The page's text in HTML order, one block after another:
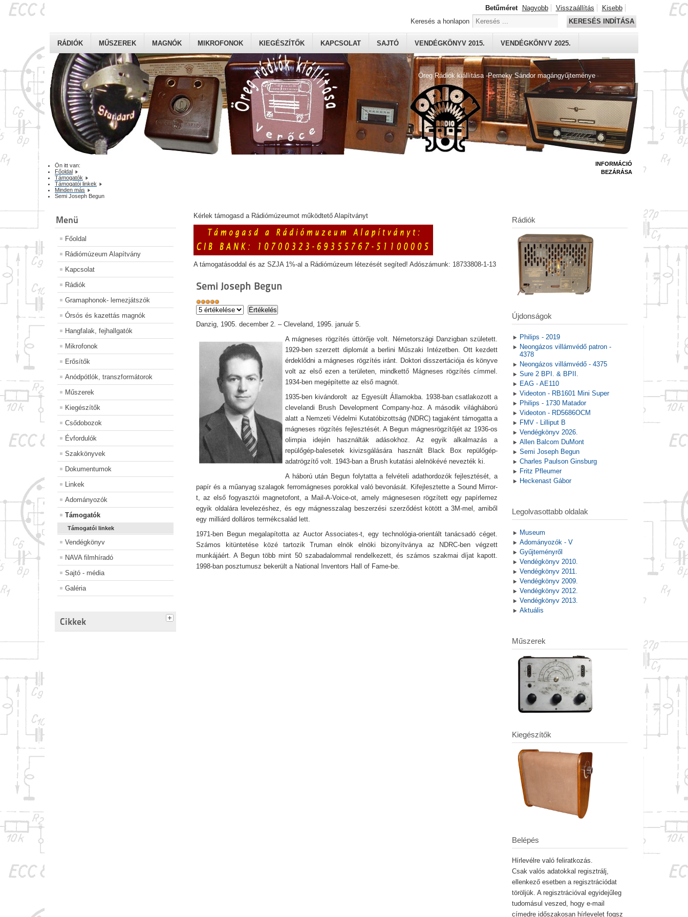
Öreg Rádiók kiállítása -Perneky Sándor magángyűjteménye
RÁDIÓK MŰSZEREK MAGNÓK MIKROFONOK KIEGÉSZÍTŐK KAPCSOLAT SAJTÓ VENDÉGKÖNYV 2015. VENDÉGKÖNYV 2025.
Betűméret Nagyobb Visszaállítás
Kisebb
Keresés a honlapon
KERESÉS INDÍTÁSA
Ön itt van:
Főoldal
Támogatók
Támogatói linkek
Minden más
Semi Joseph Begun
Menü
Főoldal
Rádiómúzeum Alapítvány
Kapcsolat
Rádiók
Gramaphonok- lemezjátszók
Órsós és kazettás magnók
Hangfalak, fejhallgatók
Mikrofonok
Erősítők
Anódpótlók, transzformátorok
Műszerek
Kiegészítők
Csődobozok
Évfordulók
Szakkönyvek
Dokumentumok
Linkek
Adományozók
Támogatók
Támogatói linkek
Vendégkönyv
NAVA filmhíradó
Sajtó - média
Galéria
Cikkek
Kérlek támogasd a Rádiómúzeumot működtető Alapítványt
A támogatásoddal és az SZJA 1%-al a Rádiómúzeum létezését segíted! Adószámunk: 18733808-1-13
Semi Joseph Begun
Danzig, 1905. december 2. – Cleveland, 1995. január 5.
A mágneses rögzítés úttörője volt. Németországi Danzigban született.
1929-ben szerzett diplomát a berlini Műszaki Intézetben. Ott kezdett
érdeklődni a mágneses rögzítés iránt. Doktori disszertációja és könyve
volt az első ezen a területen, mindkettő Mágneses rögzítés címmel.
1934-ben megépítette az első magnót.
1935-ben kivándorolt az Egyesült Államokba. 1938-ban csatlakozott a
clevelandi Brush Development Company-hoz. A második világháború
alatt a Nemzeti Védelmi Kutatóbizottság (NDRC) tagjaként támogatta a
mágneses rögzítés fejlesztését. A Begun mágnesrögzítőjét az 1936-os
olimpia idején használták adásokhoz. Az egyik alkalmazás a
repülőgép-balesetek kivizsgálására használt Black Box repülőgép-
adatrögzítő volt. 1943-ban a Brush kutatási alelnökévé nevezték ki.
A háború után Begun folytatta a felvételi adathordozók fejlesztését, a
papír és a műanyag szalagok ferromágneses porokkal való bevonását. Kifejlesztette a Sound Mirror-
t, az első fogyasztói magnetofont, a Mail-A-Voice-ot, amely mágnesesen rögzített egy papírlemez
egyik oldalára levelezéshez, és egy mágnesszalag beszerzési szerződést kötött a 3M-mel, amiből
egy milliárd dolláros termékcsalád lett.
1971-ben Begun megalapította az Auctor Associates-t, egy technológia-orientált tanácsadó céget.
Számos kitüntetése közé tartozik Truman elnök elnöki bizonyítványa az NDRC-ben végzett
munkájáért. A Begun több mint 50 szabadalommal rendelkezett, és számos szakmai díjat kapott.
1998-ban posztumusz bekerült a National Inventors Hall of Fame-be.
INFORMÁCIÓ
BEZÁRÁSA
Rádiók
Újdonságok
Philips - 2019
Neongázos villámvédő patron -
4378
Neongázos villámvédő - 4375
Sure 2 BPI. & BPII.
EAG - AE110
Videoton - RB1601 Mini Super
Philips - 1730 Matador
Videoton - RD5686OCM
FMV - Lilliput B
Vendégkönyv 2026.
Allen Balcom DuMont
Semi Joseph Begun
Charles Paulson Ginsburg
Fritz Pfleumer
Heckenast Gábor
Legolvasottabb oldalak
Museum
Adományozók - V
Gyűjteményről
Vendégkönyv 2010.
Vendégkönyv 2011.
Vendégkönyv 2009.
Vendégkönyv 2012.
Vendégkönyv 2013.
Aktuális
Műszerek
Kiegészítők
Belépés
Hírlevélre való feliratkozás.
Csak valós adatokkal regisztrálj,
ellenkező esetben a regisztrációdat
töröljük. A regisztrációval egyidejűleg
tudomásul veszed, hogy e-mail
címedre időszakosan hírlevelet fogsz